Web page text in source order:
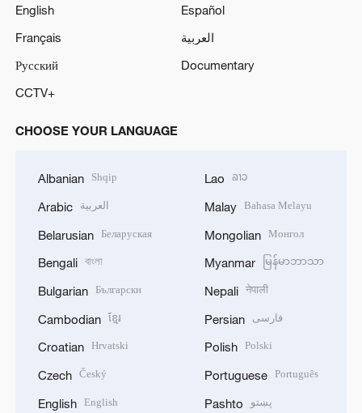
English
Español
Français
العربية
Русский
Documentary
CCTV+
CHOOSE YOUR LANGUAGE
Albanian Shqip
Arabic العربية
Belarusian Беларуская
Bengali বাংলা
Bulgarian Български
Cambodian ខ្មែរ
Croatian Hrvatski
Czech Český
English English
Lao ລາວ
Malay Bahasa Melayu
Mongolian Монгол
Myanmar မြန်မာဘာသာ
Nepali नेपाली
Persian فارسی
Polish Polski
Portuguese Português
Pashto پښتو